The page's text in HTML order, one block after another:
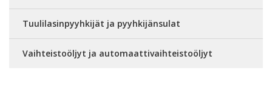
Tuulilasinpyyhkijät ja pyyhkijänsulat
Vaihteistoöljyt ja automaattivaihteistoöljyt